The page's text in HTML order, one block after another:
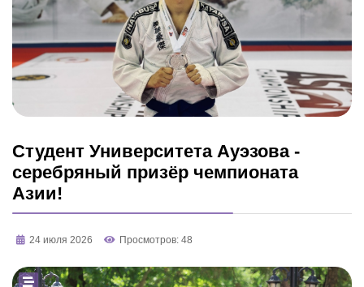
Студент Университета Ауэзова -
серебряный призёр чемпионата
Азии!
24 июля 2026 Просмотров: 48